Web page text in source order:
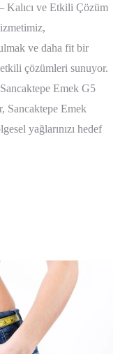
Kalıcı ve Etkili Çözüm
ve daha fit bir
çözümleri sunuyor.
Emek G5
Sancaktepe Emek
yağlarınızı hedef